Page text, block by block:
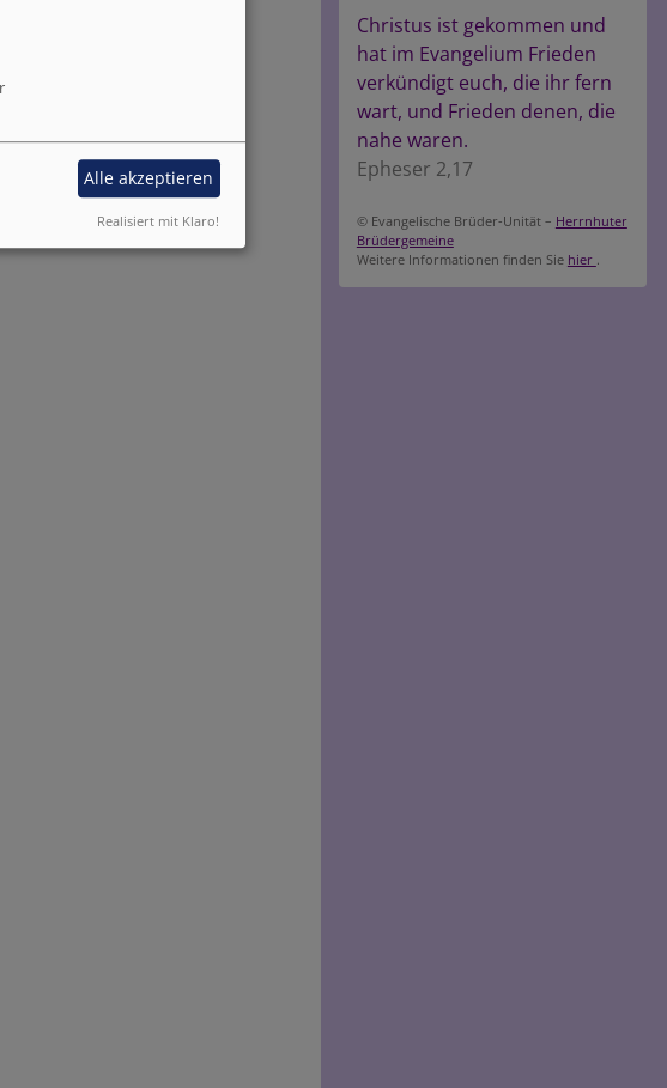
Christus ist gekommen und
hat im Evangelium Frieden
verkündigt euch, die ihr fern
wart, und Frieden denen, die
nahe waren.
Epheser 2,17
© Evangelische Brüder-Unität – Herrnhuter
Brüdergemeine
Weitere Informationen finden Sie hier .
Alle akzeptieren
Realisiert mit Klaro!